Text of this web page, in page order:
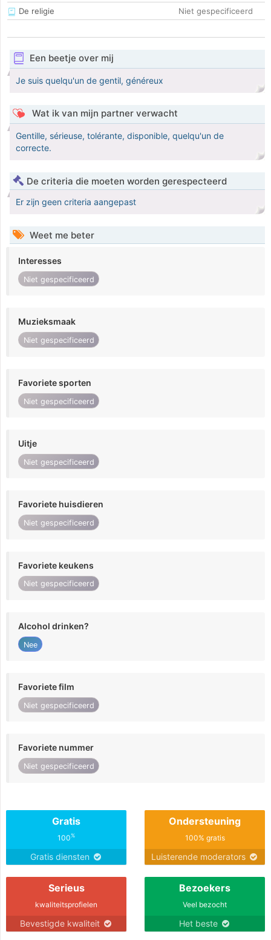
De religie
Niet gespecificeerd
Een beetje over mij
Je suis quelqu'un de gentil, généreux
Wat ik van mijn partner verwacht
Gentille, sérieuse, tolérante, disponible, quelqu'un de
correcte.
De criteria die moeten worden gerespecteerd
Er zijn geen criteria aangepast
Weet me beter
Interesses
Niet gespecificeerd
Muzieksmaak
Niet gespecificeerd
Favoriete sporten
Niet gespecificeerd
Uitje
Niet gespecificeerd
Favoriete huisdieren
Niet gespecificeerd
Favoriete keukens
Niet gespecificeerd
Alcohol drinken?
Nee
Favoriete film
Niet gespecificeerd
Favoriete nummer
Niet gespecificeerd
Gratis
100%
Gratis diensten
Ondersteuning
100% gratis
Luisterende moderators
Serieus
kwaliteitsprofielen
Bevestigde kwaliteit
Bezoekers
Veel bezocht
Het beste